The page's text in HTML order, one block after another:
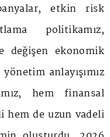
etkin risk
politikamız,
değişen ekonomik
anlayışımız
hem finansal
hem de uzun vadeli